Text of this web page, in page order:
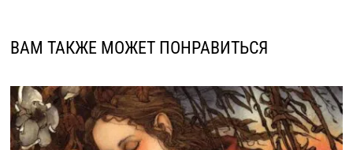
ВАМ ТАКЖЕ МОЖЕТ ПОНРАВИТЬСЯ